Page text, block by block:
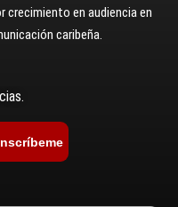
crecimiento en audiencia en
caribeña.